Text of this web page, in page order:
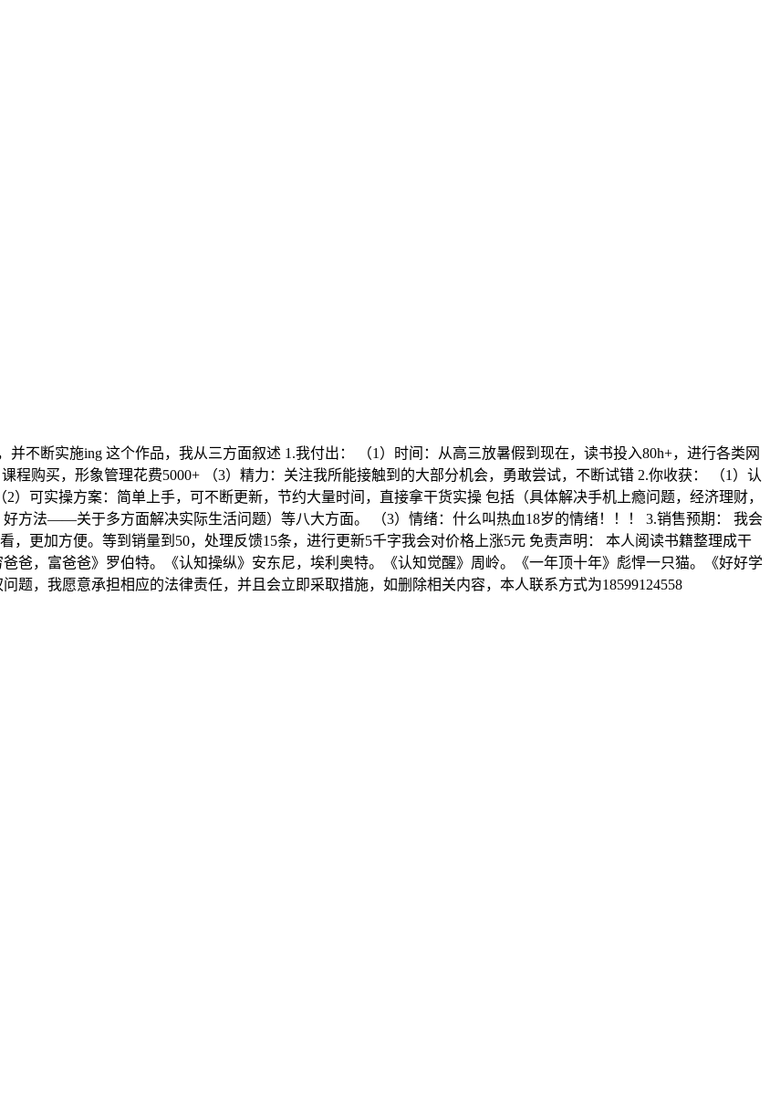
不断实施ing 这个作品，我从三方面叙述 1.我付出： （1）时间：从高三放暑假到现在，读书投入80h+，进行各类网
程购买，形象管理花费5000+ （3）精力：关注我所能接触到的大部分机会，勇敢尝试，不断试错 2.你收获： （1）认
）可实操方案：简单上手，可不断更新，节约大量时间，直接拿干货实操 包括（具体解决手机上瘾问题，经济理财，
方法——关于多方面解决实际生活问题）等八大方面。 （3）情绪：什么叫热血18岁的情绪！！！ 3.销售预期： 我会
，更加方便。等到销量到50，处理反馈15条，进行更新5千字我会对价格上涨5元 免责声明： 本人阅读书籍整理成干
爸，富爸爸》罗伯特。《认知操纵》安东尼，埃利奥特。《认知觉醒》周岭。《一年顶十年》彪悍一只猫。《好好学
题，我愿意承担相应的法律责任，并且会立即采取措施，如删除相关内容，本人联系方式为18599124558